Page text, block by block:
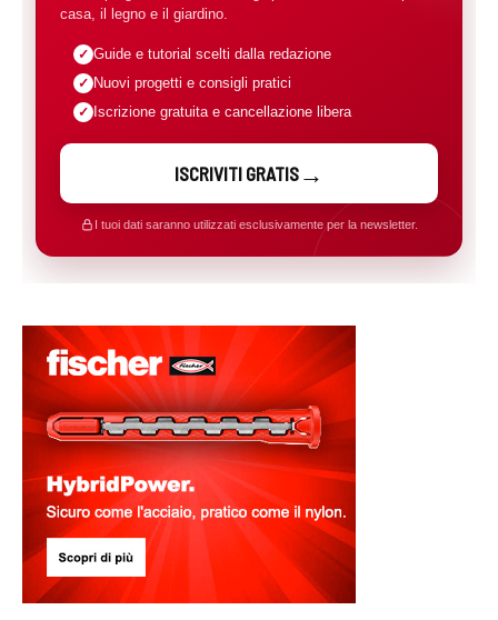
casa, il legno e il giardino.
Guide e tutorial scelti dalla redazione
Nuovi progetti e consigli pratici
Iscrizione gratuita e cancellazione libera
ISCRIVITI GRATIS
I tuoi dati saranno utilizzati esclusivamente per la newsletter.